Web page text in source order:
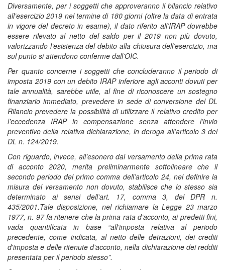
Diversamente, per i soggetti che approveranno il bilancio relativo
all’esercizio 2019 nel termine di 180 giorni (oltre la data di entrata
in vigore del decreto in esame), il dato riferito all’IRAP dovrebbe
essere rilevato al netto del saldo per il 2019 non più dovuto,
valorizzando l’esistenza del debito alla chiusura dell’esercizio, ma
sul punto si attendono conferme dall’OIC.
Per quanto concerne i soggetti che concluderanno il periodo di
imposta 2019 con un debito IRAP inferiore agli acconti dovuti per
tale annualità, sarebbe utile, al fine di riconoscere un sostegno
finanziario immediato, prevedere in sede di conversione del DL
Rilancio prevedere la possibilità di utilizzare il relativo credito per
l’eccedenza IRAP in compensazione senza attendere l’invio
preventivo della relativa dichiarazione, in deroga all’articolo 3 del
DL n. 124/2019.
Con riguardo, invece, all’esonero dal versamento della prima rata
di acconto 2020, merita preliminarmente sottolineare che il
secondo periodo del primo comma dell’articolo 24, nel definire la
misura del versamento non dovuto, stabilisce che lo stesso sia
determinato ai sensi dell’art. 17, comma 3, del DPR n.
435/2001.Tale disposizione, nel richiamare la Legge 23 marzo
1977, n. 97 fa ritenere che la prima rata d’acconto, ai predetti fini,
vada quantificata in base “all’imposta relativa al periodo
precedente, come indicata, al netto delle detrazioni, dei crediti
d'imposta e delle ritenute d'acconto, nella dichiarazione dei redditi
presentata per il periodo stesso”.